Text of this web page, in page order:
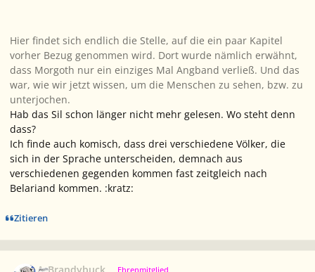
Hier findet sich endlich die Stelle, auf die ein paar Kapitel
vorher Bezug genommen wird. Dort wurde nämlich erwähnt,
dass Morgoth nur ein einziges Mal Angband verließ. Und das
war, wie wir jetzt wissen, um die Menschen zu sehen, bzw. zu
unterjochen.
Hab das Sil schon länger nicht mehr gelesen. Wo steht denn
dass?
Ich finde auch komisch, dass drei verschiedene Völker, die
sich in der Sprache unterscheiden, demnach aus
verschiedenen gegenden kommen fast zeitgleich nach
Belariand kommen. :kratz:
Zitieren
Ehrenmitglied